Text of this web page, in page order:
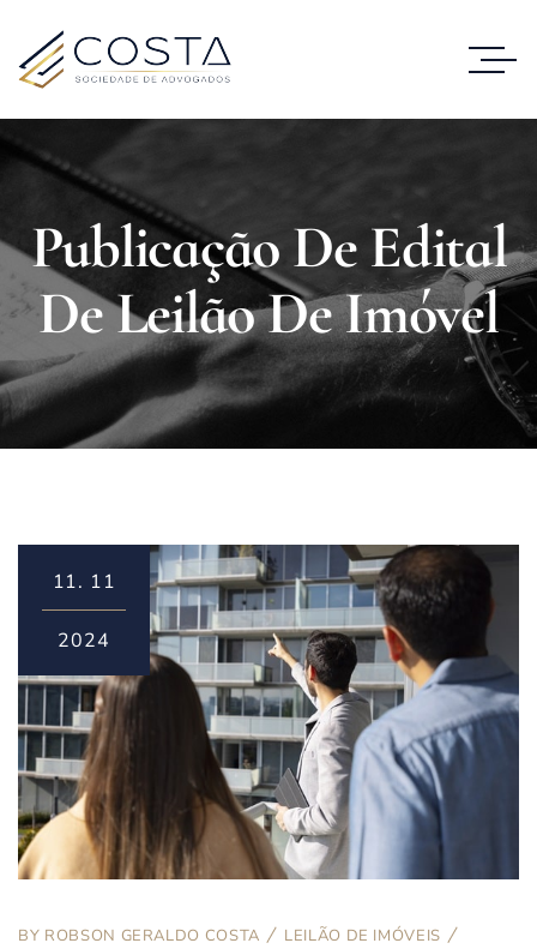
Publicação De Edital
De Leilão De Imóvel
11. 11
2024
BY ROBSON GERALDO COSTA
LEILÃO DE IMÓVEIS